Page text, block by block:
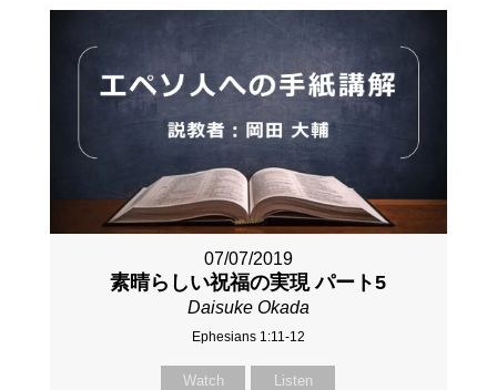
07/07/2019
素晴らしい祝福の実現 パート5
Daisuke Okada
Ephesians 1:11-12
Watch Listen